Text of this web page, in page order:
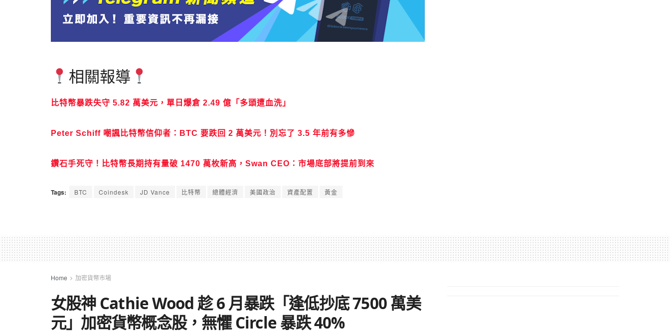
相關報導
比特幣暴跌失守 5.82 萬美元，單日爆倉 2.49 億「多頭遭血洗」
Peter Schiff 嘲諷比特幣信仰者：BTC 要跌回 2 萬美元！別忘了 3.5 年前有多慘
鑽石手死守！比特幣長期持有量破 1470 萬枚新高，Swan CEO：市場底部將提前到來
Tags: BTC Coindesk JD Vance 比特幣 總體經濟 美國政治 資產配置 黃金
Home 加密貨幣市場
女股神 Cathie Wood 趁 6 月暴跌「逢低抄底 7500 萬美
元」加密貨幣概念股，無懼 Circle 暴跌 40%